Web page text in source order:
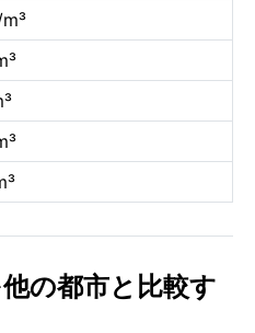
の都市と比較す